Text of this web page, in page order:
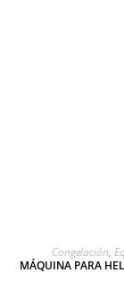
Congelación,
MÁQUINA PARA